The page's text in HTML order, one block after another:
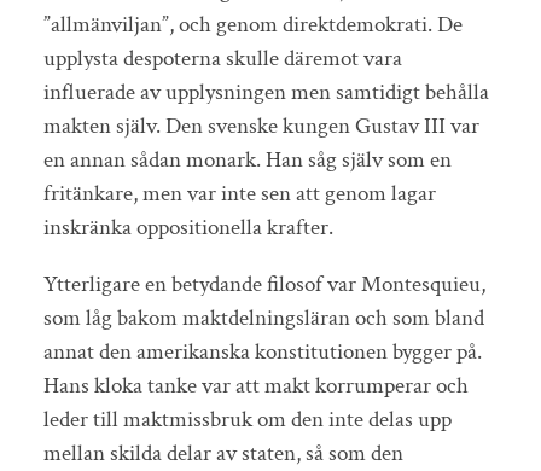
”allmänviljan”, och genom direktdemokrati. De
upplysta despoterna skulle däremot vara
influerade av upplysningen men samtidigt behålla
makten själv. Den svenske kungen Gustav III var
en annan sådan monark. Han såg själv som en
fritänkare, men var inte sen att genom lagar
inskränka oppositionella krafter.
Ytterligare en betydande filosof var Montesquieu,
som låg bakom maktdelningsläran och som bland
annat den amerikanska konstitutionen bygger på.
Hans kloka tanke var att makt korrumperar och
leder till maktmissbruk om den inte delas upp
mellan skilda delar av staten, så som den